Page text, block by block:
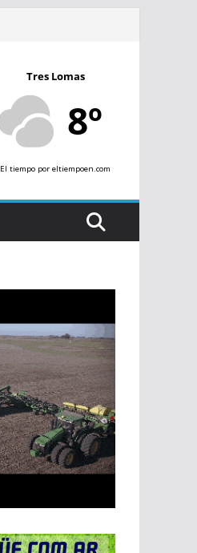
Tres Lomas
8º
El tiempo por eltiempoen.com